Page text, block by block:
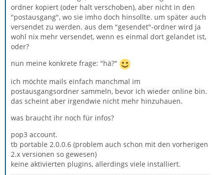
ordner kopiert (oder halt verschoben), aber nicht in den
"postausgang", wo sie imho doch hinsollte. um später auch
versendet zu werden. aus dem "gesendet"-ordner wird ja
wohl nix mehr versendet, wenn es einmal dort gelandet ist,
oder?
nun meine konkrete frage: "hä?"
ich möchte mails einfach manchmal im
postausgangsordner sammeln, bevor ich wieder online bin.
das scheint aber irgendwie nicht mehr hinzuhauen.
was braucht ihr noch für infos?
pop3 account.
tb portable 2.0.0.6 (problem auch schon mit den vorherigen
2.x versionen so gewesen)
keine aktivierten plugins, allerdings viele installiert.